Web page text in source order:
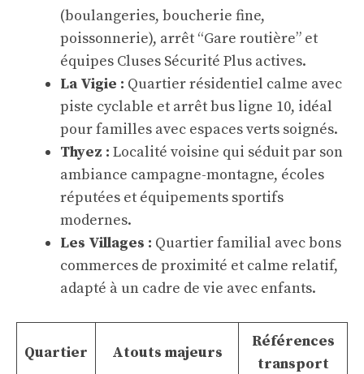
(boulangeries, boucherie fine,
poissonnerie), arrêt “Gare routière” et
équipes Cluses Sécurité Plus actives.
La Vigie : Quartier résidentiel calme avec
piste cyclable et arrêt bus ligne 10, idéal
pour familles avec espaces verts soignés.
Thyez : Localité voisine qui séduit par son
ambiance campagne-montagne, écoles
réputées et équipements sportifs
modernes.
Les Villages : Quartier familial avec bons
commerces de proximité et calme relatif,
adapté à un cadre de vie avec enfants.
Quartier Atouts majeurs
Références
transport